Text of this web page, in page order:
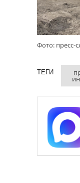
Фото: пресс-
ТЕГИ